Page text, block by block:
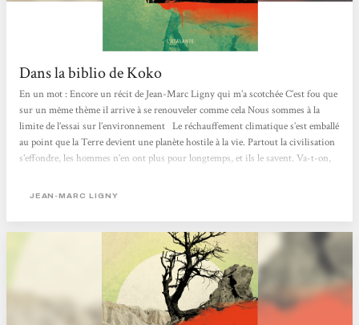
Dans la biblio de Koko
En un mot : Encore un récit de Jean-Marc Ligny qui m’a scotchée C’est fou que
sur un même thème il arrive à se renouveler comme cela Nous sommes à la
limite de l’essai sur l’environnement Le réchauffement climatique s’est emballé
au point que la Terre devient une planète hostile à la vie. Partout la civilisation
s’effondre, les hommes n’en ont plus pour longtemps, et ils le savent. Va-t-on,
poursuivre notre train-train comme si de rien n’était ? Va-t-on, comme
JEAN-MARC LIGNY